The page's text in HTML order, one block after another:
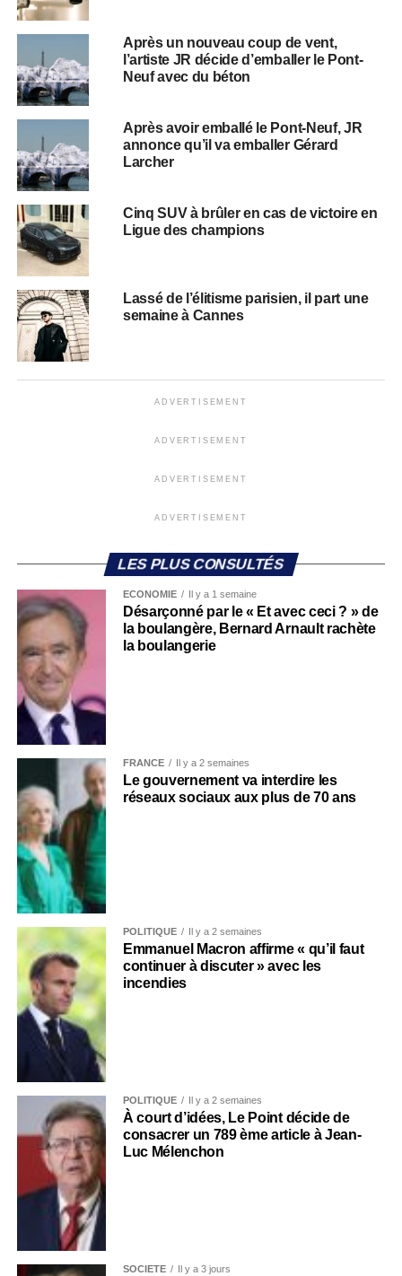
Après un nouveau coup de vent,
l’artiste JR décide d’emballer le Pont-
Neuf avec du béton
Après avoir emballé le Pont-Neuf, JR
annonce qu’il va emballer Gérard
Larcher
Cinq SUV à brûler en cas de victoire en
Ligue des champions
Lassé de l’élitisme parisien, il part une
semaine à Cannes
ADVERTISEMENT
ADVERTISEMENT
ADVERTISEMENT
ADVERTISEMENT
LES PLUS CONSULTÉS
ECONOMIE Il y a 1 semaine
Désarçonné par le « Et avec ceci ? » de
la boulangère, Bernard Arnault rachète
la boulangerie
FRANCE Il y a 2 semaines
Le gouvernement va interdire les
réseaux sociaux aux plus de 70 ans
POLITIQUE Il y a 2 semaines
Emmanuel Macron affirme « qu’il faut
continuer à discuter » avec les
incendies
POLITIQUE Il y a 2 semaines
À court d’idées, Le Point décide de
consacrer un 789 ème article à Jean-
Luc Mélenchon
SOCIÉTÉ Il y a 3 jours